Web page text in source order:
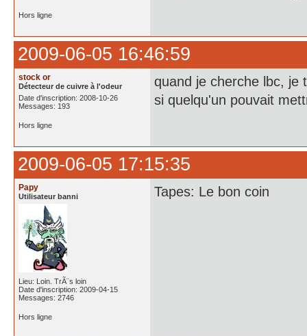
Hors ligne
2009-06-05 16:46:59
stock or
Détecteur de cuivre à l'odeur
Date d'inscription: 2008-10-26
Messages: 193
quand je cherche lbc, je
si quelqu'un pouvait
Hors ligne
2009-06-05 17:15:35
Papy
Utilisateur banni
Lieu: Loin. TrÃ¨s loin
Date d'inscription: 2009-04-15
Messages: 2746
Tapes: Le bon coin
Hors ligne